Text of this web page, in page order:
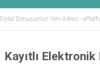
Dijital Donusumun Yeni Adresi -
Kayıtlı